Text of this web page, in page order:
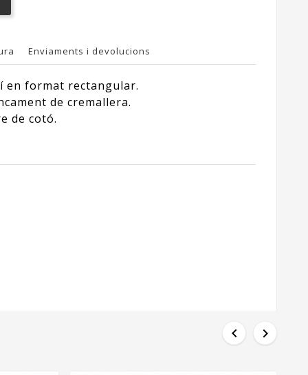
Enviaments i devolucions
en format rectangular.
de cremallera.
de cotó.
 